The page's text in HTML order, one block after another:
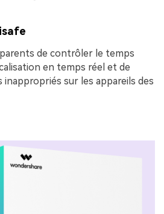
de contrôler le temps
en temps réel et de
sur les appareils des